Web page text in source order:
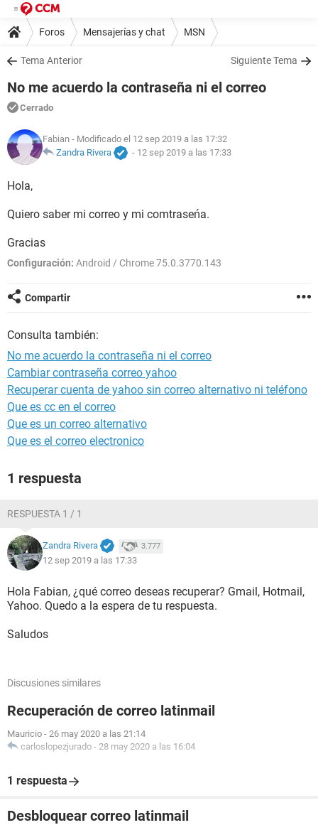
Foros Mensajerías y chat MSN
Tema Anterior Siguiente Tema
No me acuerdo la contraseña ni el correo
Cerrado
Fabian - Modificado el 12 sep 2019 a las 17:32
Zandra Rivera
- 12 sep 2019 a las 17:33
Hola,
Quiero saber mi correo y mi comtraseńa.
Gracias
Configuración: Android / Chrome 75.0.3770.143
Compartir
Consulta también:
No me acuerdo la contraseña ni el correo
Cambiar contraseña correo yahoo
Recuperar cuenta de yahoo sin correo alternativo ni teléfono
Que es cc en el correo
Que es un correo alternativo
Que es el correo electronico
1 respuesta
RESPUESTA 1 / 1
Zandra Rivera 3.777
12 sep 2019 a las 17:33
Hola Fabian, ¿qué correo deseas recuperar? Gmail, Hotmail,
Yahoo. Quedo a la espera de tu respuesta.
Saludos
Discusiones similares
Recuperación de correo latinmail
Mauricio - 26 may 2020 a las 21:14
carloslopezjurado - 28 may 2020 a las 16:04
1 respuesta
Desbloquear correo latinmail